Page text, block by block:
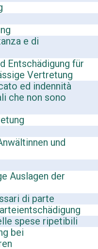
e di
Entschädigung für
Vertretung
ed indennità
che non sono
und
Auslagen der
di parte
spese ripetibili
bei